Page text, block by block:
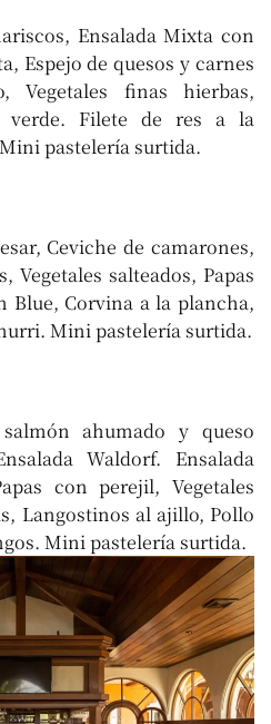
Ensalada Mixta con
Espejo de quesos y carnes
Vegetales finas hierbas,
verde. Filete de res a la
pastelería surtida.
Ceviche de camarones,
Vegetales salteados, Papas
Blue, Corvina a la plancha,
Mini pastelería surtida.
ahumado y queso
Waldorf. Ensalada
con perejil, Vegetales
Langostinos al ajillo, Pollo
Mini pastelería surtida.